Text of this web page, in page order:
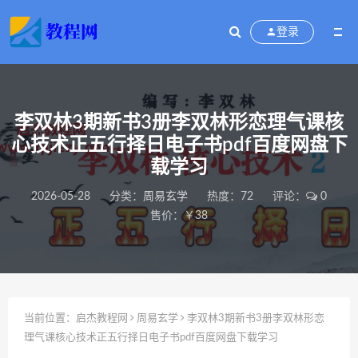
登录
李双林3期新书3册李双林形恋理气课核
心技术正五行择日电子书pdf百度网盘下
载学习
2026-05-28 分类： 周易玄学 热度：72 评论：
0
售价：￥38
当前位置： 启杰教程网 周易玄学
李双林3期新书3册李双林形恋
理气课核心技术正五行择日电子书pdf百度网盘下载学习